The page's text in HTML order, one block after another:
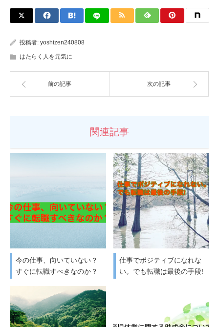
投稿者: yoshizen240808
はたらく人を元気に
前の記事 次の記事
関連記事
今の仕事、向いていない？
すぐに転職すべきなのか？
仕事でポジティブになれな
い。でも転職は最後の手段!